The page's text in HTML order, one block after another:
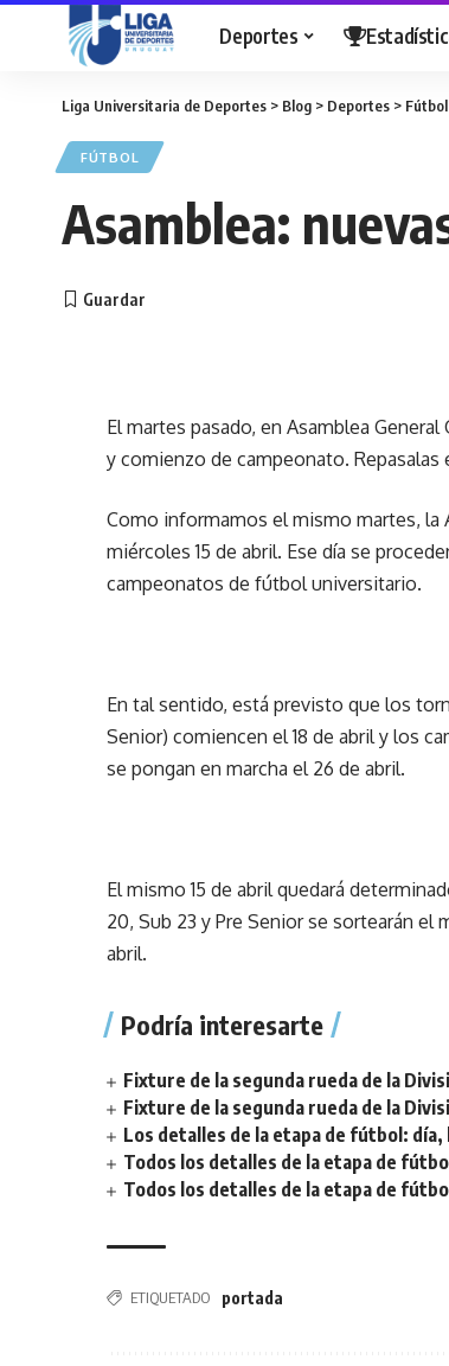
Deportes
Liga Universitaria de Deportes > Blog > Deportes > Fútbol
FÚTBOL
Asamblea:
El martes pasado, en Asamblea
y comienzo de campeonato. Repasalas
Como informamos el mismo martes, la
miércoles 15 de abril. Ese día se
campeonatos de fútbol universitario.
En tal sentido, está previsto que los
Senior) comiencen el 18 de abril y los
se pongan en marcha el 26 de abril.
El mismo 15 de abril quedará
20, Sub 23 y Pre Senior se sortearán el
abril.
Podría interesarte
Fixture de la segunda rueda de la
Fixture de la segunda rueda de la
Los detalles de la etapa de fútbol:
Todos los detalles de la etapa de
Todos los detalles de la etapa de
ETIQUETADO portada